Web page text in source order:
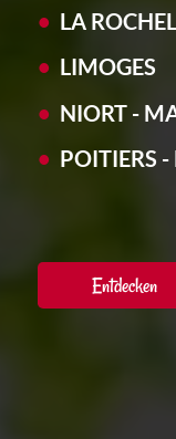
LA
LIMOGES
NIORT -
POITIERS
Entdecken